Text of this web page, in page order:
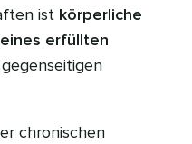
ist körperliche
erfüllten
chronischen